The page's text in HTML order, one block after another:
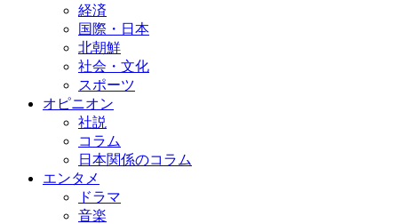
経済
国際・日本
北朝鮮
社会・文化
スポーツ
オピニオン
社説
コラム
日本関係のコラム
エンタメ
ドラマ
音楽